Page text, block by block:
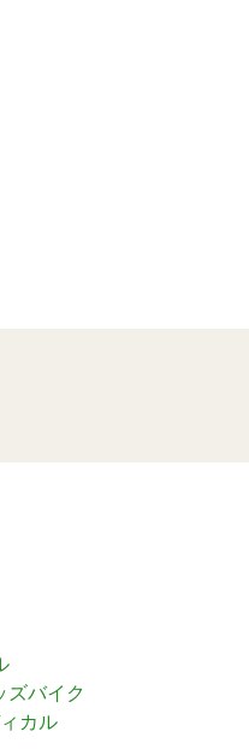
ズバイク
カル